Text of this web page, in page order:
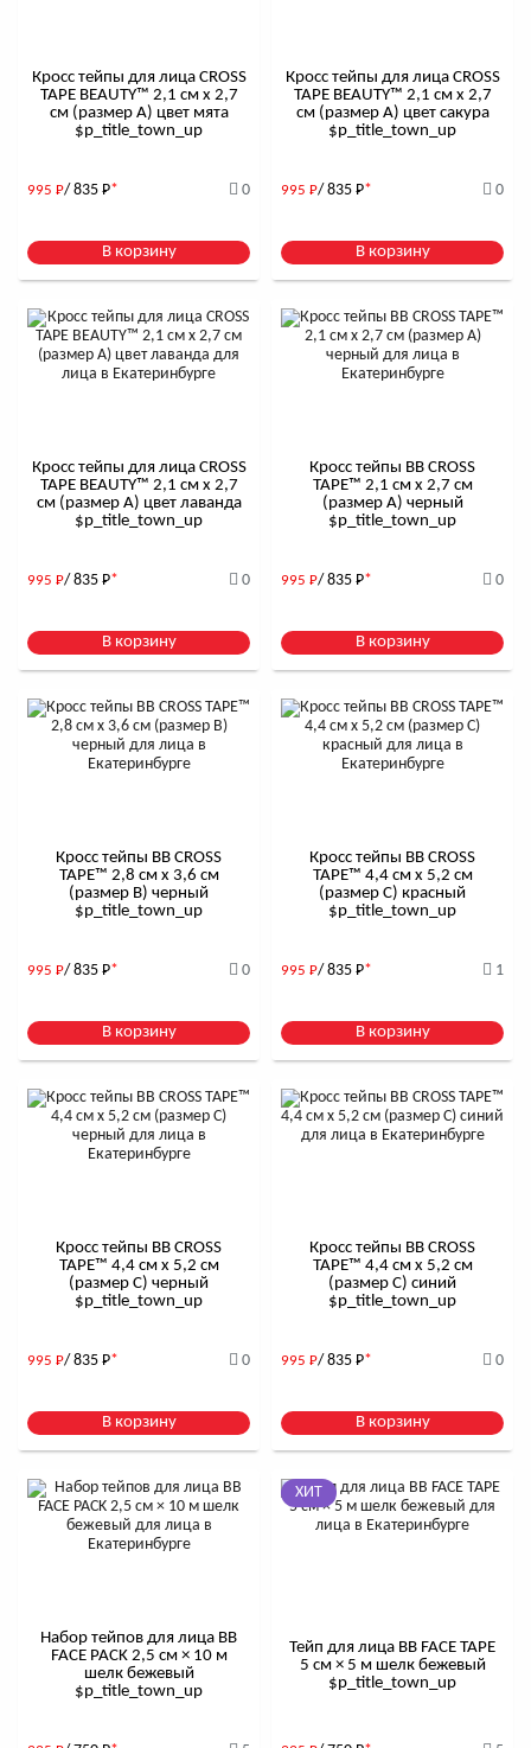
Кросс тейпы для лица CROSS
TAPE BEAUTY™ 2,1 см x 2,7
см (размер А) цвет мята
$р_title_town_up
995 Р/ 835 Р* 0
В корзину
Кросс тейпы для лица CROSS
TAPE BEAUTY™ 2,1 см x 2,7
см (размер А) цвет сакура
$р_title_town_up
995 Р/ 835 Р* 0
В корзину
Кросс тейпы для лица CROSS
TAPE BEAUTY™ 2,1 см x 2,7
см (размер А) цвет лаванда
$р_title_town_up
995 Р/ 835 Р* 0
В корзину
Кросс тейпы BB CROSS
TAPE™ 2,1 см x 2,7 см
(размер А) черный
$р_title_town_up
995 Р/ 835 Р* 0
В корзину
Кросс тейпы BB CROSS
TAPE™ 2,8 см x 3,6 см
(размер B) черный
$р_title_town_up
995 Р/ 835 Р* 0
В корзину
Кросс тейпы BB CROSS
TAPE™ 4,4 см x 5,2 см
(размер С) красный
$р_title_town_up
995 Р/ 835 Р* 1
В корзину
Кросс тейпы BB CROSS
TAPE™ 4,4 см x 5,2 см
(размер С) черный
$р_title_town_up
995 Р/ 835 Р* 0
В корзину
Кросс тейпы BB CROSS
TAPE™ 4,4 см x 5,2 см
(размер С) синий
$р_title_town_up
995 Р/ 835 Р* 0
В корзину
Набор тейпов для лица BB
FACE PACK 2,5 см × 10 м
шелк бежевый
$р_title_town_up
ХИТ
Тейп для лица BB FACE TAPE
5 см × 5 м шелк бежевый
$р_title_town_up